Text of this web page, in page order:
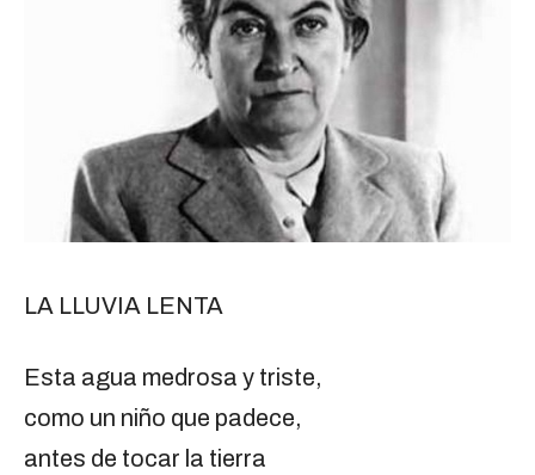
LA LLUVIA LENTA
Esta agua medrosa y triste,
como un niño que padece,
antes de tocar la tierra